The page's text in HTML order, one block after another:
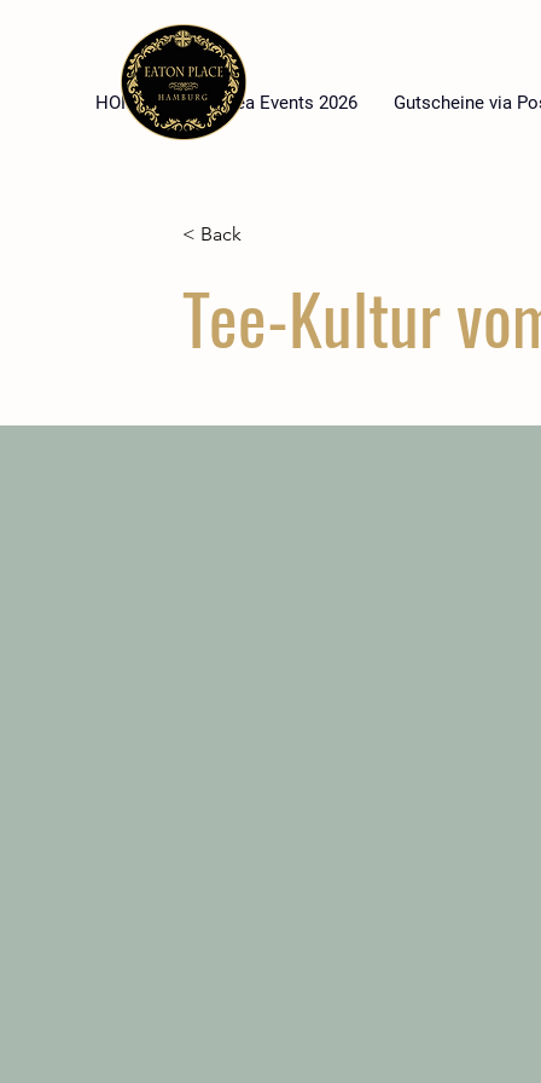
HOME High Tea Events 2026 Gutscheine via
< Back
Tee-Kultur